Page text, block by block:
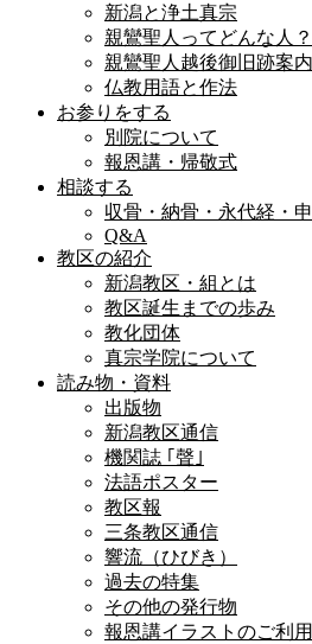
新潟と浄土真宗
親鸞聖人ってどんな人？
親鸞聖人越後御旧跡案内
仏教用語と作法
お参りをする
別院について
報恩講・帰敬式
相談する
収骨・納骨・永代経・
Q&A
教区の紹介
新潟教区・組とは
教区誕生までの歩み
教化団体
真宗学院について
読み物・資料
出版物
新潟教区通信
機関誌 ｢聲｣
法語ポスター
教区報
三条教区通信
響流（ひびき）
過去の特集
その他の発行物
報恩講イラストのご利